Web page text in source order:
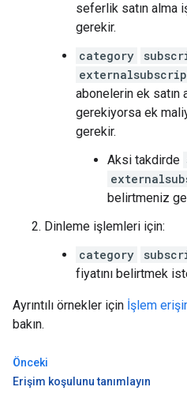
seferlik satın alma
gerekir.
category
abonelerin ek satın
gerekiyorsa ek
gerekir.
Aksi takdirde
belirtmeniz
Dinleme işlemleri için:
category
fiyatını belirtmek
Ayrıntılı örnekler için İşlem
bakın.
Önceki
Erişim koşulunu tanımlayın